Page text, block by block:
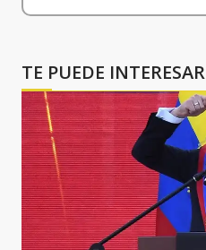
TE PUEDE INTERESAR